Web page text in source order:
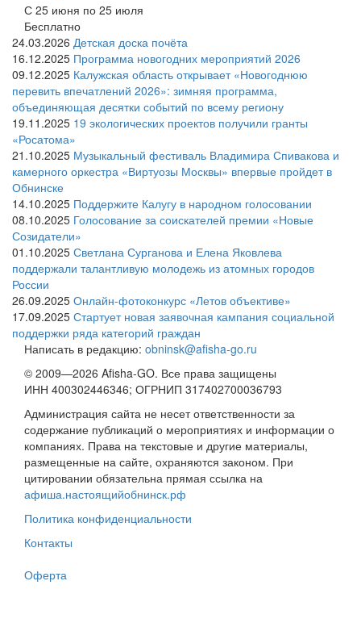
С 25 июня по 25 июля
Бесплатно
24.03.2026 Детская доска почёта
16.12.2025 Программа новогодних мероприятий 2026
09.12.2025 Калужская область открывает «Новогоднюю
перевить впечатлений 2026»: зимняя программа,
объединяющая десятки событий по всему региону
19.11.2025 19 экологических проектов получили гранты
«Росатома»
21.10.2025 Музыкальный фестиваль Владимира Спивакова и
камерного оркестра «Виртуозы Москвы» впервые пройдет в
Обнинске
14.10.2025 Поддержите Калугу в народном голосовании
08.10.2025 Голосование за соискателей премии «Новые
Созидатели»
01.10.2025 Светлана Сурганова и Елена Яковлева
поддержали талантливую молодежь из атомных городов
России
26.09.2025 Онлайн-фотоконкурс «Летов объективе»
17.09.2025 Стартует новая заявочная кампания социальной
поддержки ряда категорий граждан
Написать в редакцию: obninsk@afisha-go.ru
© 2009—2026 Afisha-GO. Все права защищены
ИНН 400302446346; ОГРНИП 317402700036793
Администрация сайта не несет ответственности за
содержание публикаций о мероприятиях и информации о
компаниях. Права на текстовые и другие материалы,
размещенные на сайте, охраняются законом. При
цитировании обязательна прямая ссылка на
афиша.настоящийобнинск.рф
Политика конфиденциальности
Контакты
Оферта